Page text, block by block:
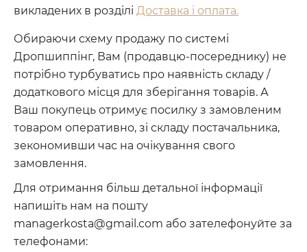
викладених в розділі Доставка і оплата.
Обираючи схему продажу по системі
Дропшиппінг, Вам (продавцю-посереднику) не
потрібно турбуватись про наявність складу /
додаткового місця для зберігання товарів. А
Ваш покупець отримує посилку з замовленим
товаром оперативно, зі складу постачальника,
зекономивши час на очікування свого
замовлення.
Для отримання більш детальної інформації
напишіть нам на пошту
managerkosta@gmail.com або зателефонуйте за
телефонами: